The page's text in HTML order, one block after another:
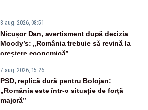
8 aug. 2026, 08:51
Nicușor Dan, avertisment după decizia
Moody’s: „România trebuie să revină la
creștere economică”
7 aug. 2026, 15:26
PSD, replică dură pentru Bolojan:
„România este într-o situație de forță
majoră”